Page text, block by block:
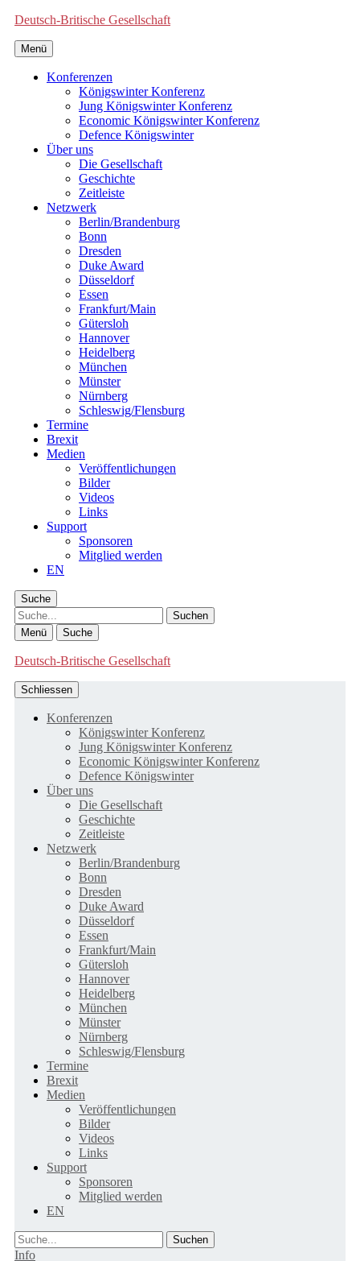
Deutsch-Britische Gesellschaft
Menü
Konferenzen
Königswinter Konferenz
Jung Königswinter Konferenz
Economic Königswinter Konferenz
Defence Königswinter
Über uns
Die Gesellschaft
Geschichte
Zeitleiste
Netzwerk
Berlin/Brandenburg
Bonn
Dresden
Duke Award
Düsseldorf
Essen
Frankfurt/Main
Gütersloh
Hannover
Heidelberg
München
Münster
Nürnberg
Schleswig/Flensburg
Termine
Brexit
Medien
Veröffentlichungen
Bilder
Videos
Links
Support
Sponsoren
Mitglied werden
EN
Suche
Suche
Menü Suche
Deutsch-Britische Gesellschaft
Schliessen
Konferenzen
Königswinter Konferenz
Jung Königswinter Konferenz
Economic Königswinter Konferenz
Defence Königswinter
Über uns
Die Gesellschaft
Geschichte
Zeitleiste
Netzwerk
Berlin/Brandenburg
Bonn
Dresden
Duke Award
Düsseldorf
Essen
Frankfurt/Main
Gütersloh
Hannover
Heidelberg
München
Münster
Nürnberg
Schleswig/Flensburg
Termine
Brexit
Medien
Veröffentlichungen
Bilder
Videos
Links
Support
Sponsoren
Mitglied werden
EN
Suche
Info